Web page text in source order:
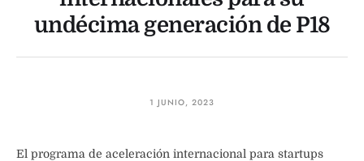
undécima generación de P18
1 JUNIO, 2023
El programa de aceleración internacional para startups